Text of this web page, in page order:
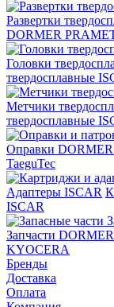
Развертки
DORMER
Головки
твердосплавные
Метчики
твердосплавные
Оправки
TaeguTec
Адаптеры ISCAR
ISCAR
Запчасти
KYOCERA
Бренды
Доставка
Оплата